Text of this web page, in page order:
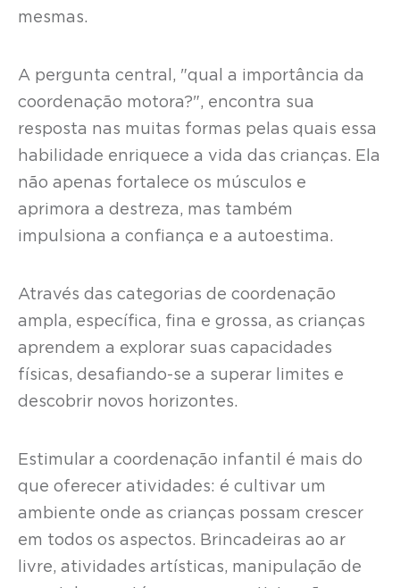
mesmas.
A pergunta central, "qual a importância da
coordenação motora?", encontra sua
resposta nas muitas formas pelas quais essa
habilidade enriquece a vida das crianças. Ela
não apenas fortalece os músculos e
aprimora a destreza, mas também
impulsiona a confiança e a autoestima.
Através das categorias de coordenação
ampla, específica, fina e grossa, as crianças
aprendem a explorar suas capacidades
físicas, desafiando-se a superar limites e
descobrir novos horizontes.
Estimular a coordenação infantil é mais do
que oferecer atividades: é cultivar um
ambiente onde as crianças possam crescer
em todos os aspectos. Brincadeiras ao ar
livre, atividades artísticas, manipulação de